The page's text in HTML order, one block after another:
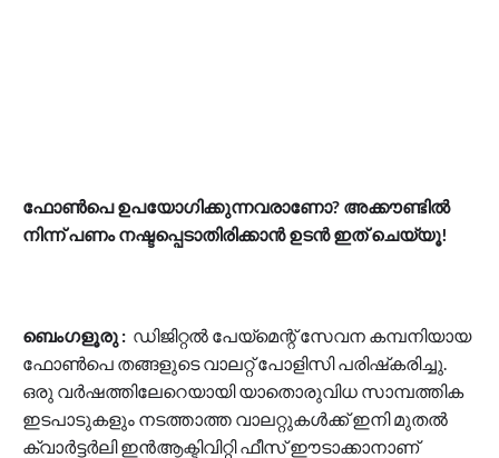
ഫോൺപെ ഉപയോഗിക്കുന്നവരാണോ? അക്കൗണ്ടിൽ
നിന്ന് പണം നഷ്ടപ്പെടാതിരിക്കാൻ ഉടൻ ഇത് ചെയ്യൂ!
ബെംഗളൂരു : ഡിജിറ്റൽ പേയ്‌മെന്റ് സേവന കമ്പനിയായ
ഫോൺപെ തങ്ങളുടെ വാലറ്റ് പോളിസി പരിഷ്‌കരിച്ചു.
ഒരു വർഷത്തിലേറെയായി യാതൊരുവിധ സാമ്പത്തിക
ഇടപാടുകളും നടത്താത്ത വാലറ്റുകൾക്ക് ഇനി മുതൽ
ക്വാർട്ടർലി ഇൻആക്ടിവിറ്റി ഫീസ് ഈടാക്കാനാണ്